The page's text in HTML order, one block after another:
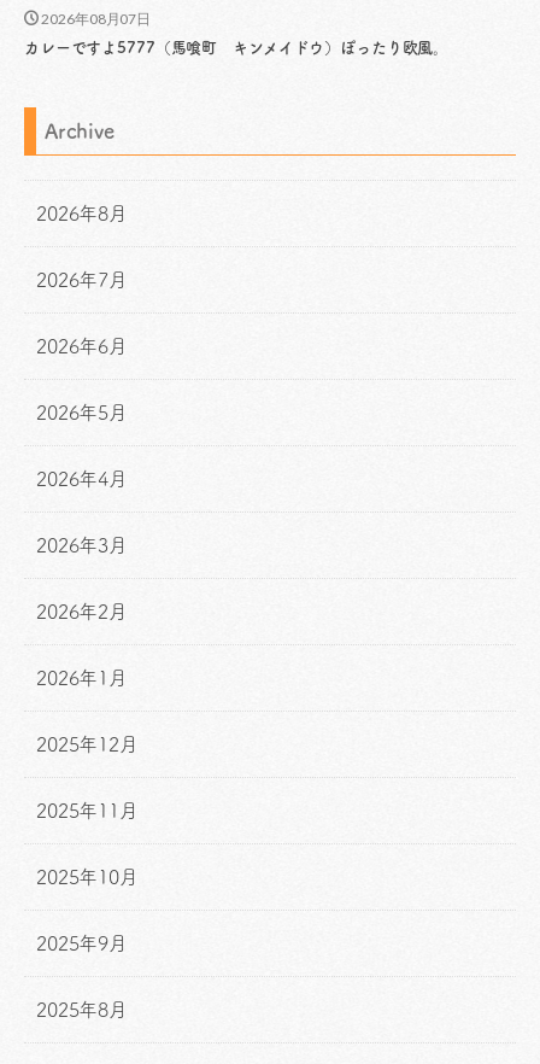
2026年08月07日
カレーですよ5777（馬喰町 キンメイドウ）ぽったり欧風。
Archive
2026年8月
2026年7月
2026年6月
2026年5月
2026年4月
2026年3月
2026年2月
2026年1月
2025年12月
2025年11月
2025年10月
2025年9月
2025年8月